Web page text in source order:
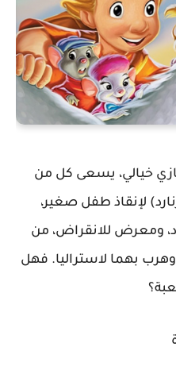
خيالي، يسعى كل من
لإنقاذ طفل صغير،
ومعرض للانقراض، من
بهما لاستراليا. فهل